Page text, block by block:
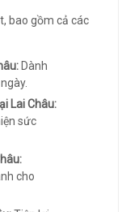
bao gồm cả các
Dành
Lai Châu:
sức
cho